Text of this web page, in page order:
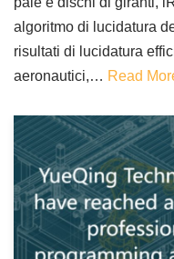
algoritmo di lucidatura
risultati di lucidatura
aeronautici,… Read